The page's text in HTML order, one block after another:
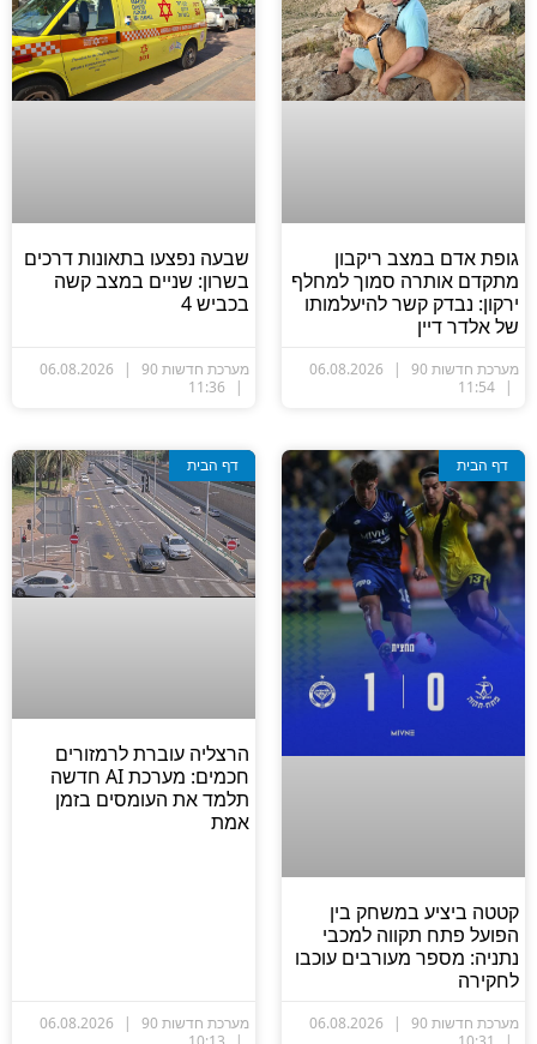
אדם במצב ריקבון
אותרה סמוך למחלף
נבדק קשר להיעלמותו
אלדר דיין
חדשות 90
שבעה נפצעו בתאונות דרכים
בשרון: שניים במצב קשה
בכביש 4
מערכת חדשות 90
דף הבית
ביציע במשחק בין
פתח תקווה למכבי
מספר מעורבים עוכבו
חדשות 90
דף הבית
הרצליה עוברת לרמזורים
חכמים: מערכת AI חדשה
תלמד את העומסים בזמן
אמת
מערכת חדשות 90